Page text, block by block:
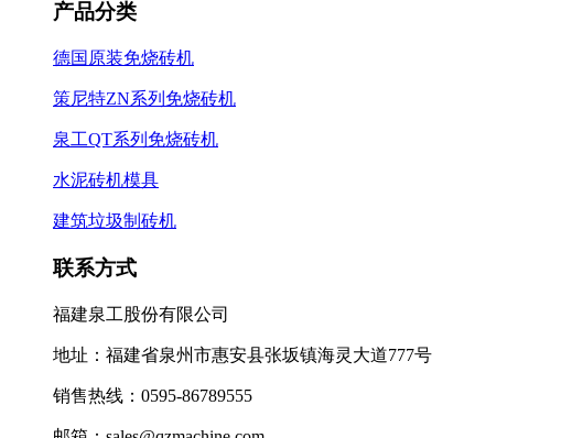
产品分类
德国原装免烧砖机
策尼特ZN系列免烧砖机
泉工QT系列免烧砖机
水泥砖机模具
建筑垃圾制砖机
联系方式
福建泉工股份有限公司
地址：福建省泉州市惠安县张坂镇海灵大道777号
销售热线：0595-86789555